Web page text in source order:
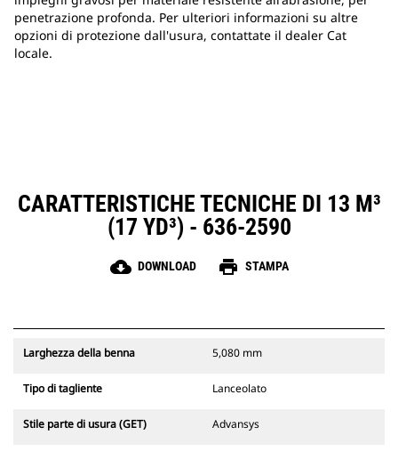
penetrazione profonda. Per ulteriori informazioni su altre
opzioni di protezione dall'usura, contattate il dealer Cat
locale.
CARATTERISTICHE TECNICHE DI 13 M³
(17 YD³) - 636-2590
cloud_download DOWNLOAD print STAMPA
Larghezza della benna 5,080 mm
Tipo di tagliente Lanceolato
Stile parte di usura (GET) Advansys